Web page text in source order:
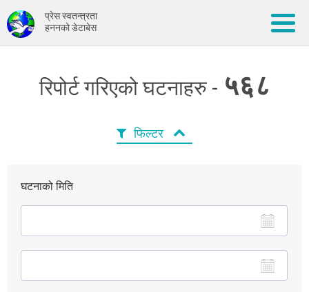
प्रेस स्वतन्त्रता
हननको डेटाबेस
रिपोर्ट गरिएको घटनाहरु - ५६८
फिल्टर
घटनाको मिति